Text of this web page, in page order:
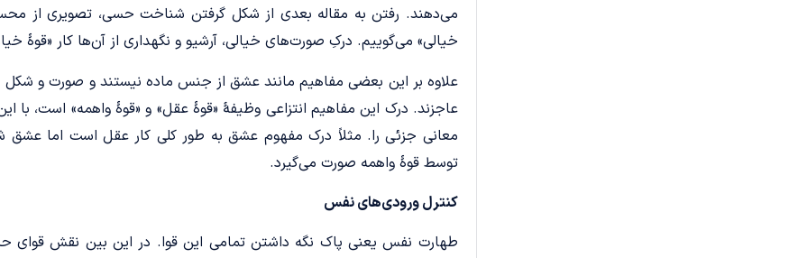
می‌دهند. رفتن به مقاله بعدی از شکل گرفتن شناخت حسی، تصویری از
خیالی» می‌گوییم. درکِ صورت‌های خیالی، آرشیو و نگهداری از آن‌ها کار «قوۀ
علاوه بر این بعضی مفاهیم مانند عشق از جنس ماده نیستند و صورت و شکل
عاجزند. درک این مفاهیم انتزاعی وظیفۀ «قوۀ عقل» و «قوۀ واهمه» است، با
معانی جزئی را. مثلاً درک مفهوم عشق به طور کلی کار عقل است اما
توسط قوۀ واهمه صورت می‌گیرد.
کنترل ورودی‌های نفس
طهارت نفس یعنی پاک نگه داشتن تمامی این قوا. در این بین نقش قوای